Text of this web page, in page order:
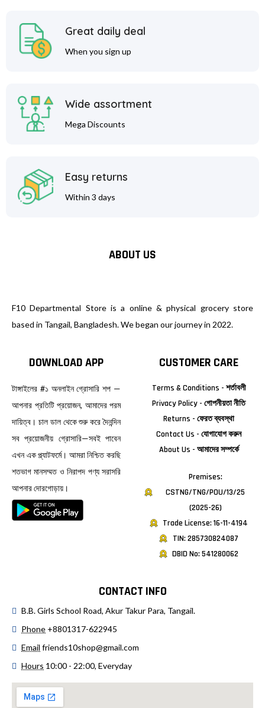
Great daily deal
When you sign up
Wide assortment
Mega Discounts
Easy returns
Within 3 days
ABOUT US
F10 Departmental Store is a online & physical grocery store
based in Tangail, Bangladesh. We began our journey in 2022.
DOWNLOAD APP
টাঙ্গাইলের #১ অনলাইন গ্রোসারি শপ —
আপনার প্রতিটি প্রয়োজন, আমাদের পরম
দায়িত্ব। চাল ডাল থেকে শুরু করে দৈনন্দিন
সব প্রয়োজনীয় গ্রোসারি—সবই পাবেন
এখন এক প্ল্যাটফর্মে। আমরা নিশ্চিত করছি
শতভাগ মানসম্মত ও নিরাপদ পণ্য সরাসরি
আপনার দোরগোড়ায়।
CUSTOMER CARE
Terms & Conditions - শর্তাবলী
Privacy Policy - গোপনীয়তা নীতি
Returns - ফেরত ব্যবস্থা
Contact Us - যোগাযোগ করুন
About Us - আমাদের সম্পর্কে
Premises:
CSTNG/TNG/POU/13/25
(2025-26)
Trade License: 16-11-4194
TIN: 285730824087
DBID No: 541280062
CONTACT INFO
B.B. Girls School Road, Akur Takur Para, Tangail.
Phone +8801317-622945
Email friends10shop@gmail.com
Hours 10:00 - 22:00, Everyday